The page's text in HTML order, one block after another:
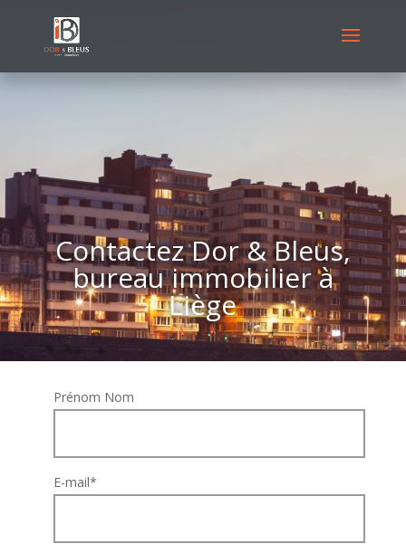
Contactez Dor & Bleus,
bureau immobilier à
Liège
Prénom Nom
E-mail*